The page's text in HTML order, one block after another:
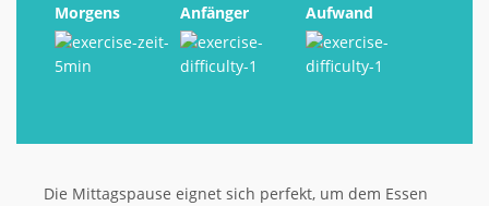
Morgens Anfänger Aufwand
Die Mittagspause eignet sich perfekt, um dem Essen